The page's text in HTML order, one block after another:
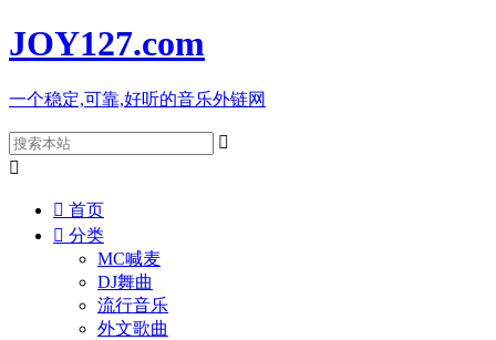
JOY127.com
一个稳定,可靠,好听的音乐外链网


 首页
 分类
MC喊麦
DJ舞曲
流行音乐
外文歌曲